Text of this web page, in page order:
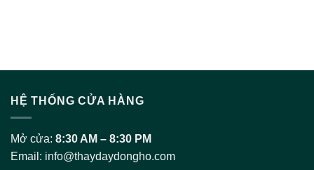
HỆ THỐNG CỬA HÀNG
Mở cửa: 8:30 AM – 8:30 PM
Email: info@thaydaydongho.com